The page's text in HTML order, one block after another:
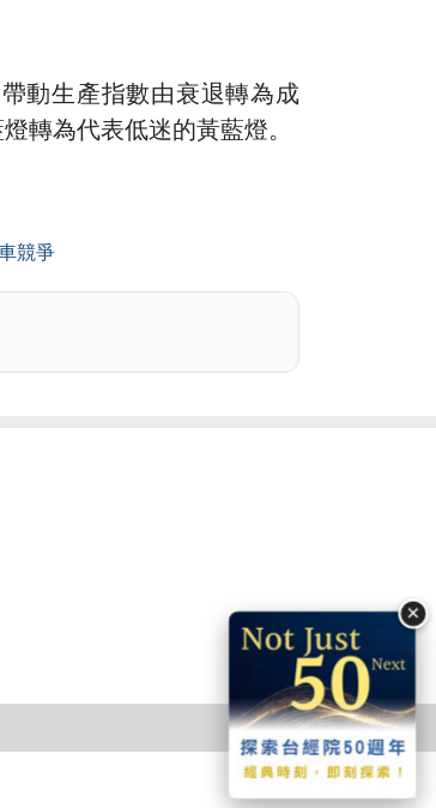
×
動生產指數由衰退轉為成
轉為代表低迷的黃藍燈。
競爭